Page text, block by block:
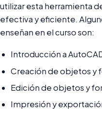
utilizar esta herramienta
efectiva y eficiente.
enseñan en el curso son:
Introducción a
Creación de objetos y
Edición de objetos y
Impresión y